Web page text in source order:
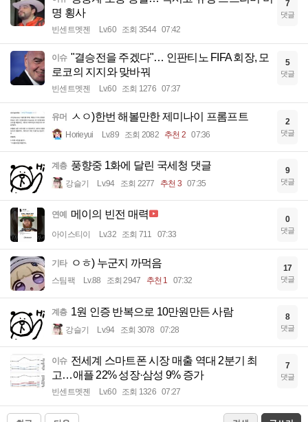
명 횡사
빈센트멧젠 Lv.60 조회 3544 07:42
7
댓글
이슈 "결승전을 주겠다"… 인판티노 FIFA 회장, 모
로코의 지지와 맞바꿔
빈센트멧젠 Lv.60 조회 1276 07:37
5
댓글
유머 ㅅㅇ)한번 해볼만한 제미나이 프롬프트
Horieyui Lv.89 조회 2082 추천 2 07:36
2
댓글
계층 풍향중 1화에 달린 국세청 댓글
강슬기 Lv.94 조회 2277 추천 3 07:35
9
댓글
연예 메이의 빈전 매력
아이스티이 Lv.32 조회 711 07:33
0
댓글
기타 ㅇㅎ) 누군지 까먹음
스팀팩 Lv.88 조회 2947 추천 1 07:32
17
댓글
계층 1원 인증 반복으로 10만원만든 사람
강슬기 Lv.94 조회 3078 07:28
8
댓글
이슈 전세계 스마트폰 시장 매출 역대 2분기 최
고…애플 22% 성장·삼성 9% 증가
빈센트멧젠 Lv.60 조회 1326 07:27
7
댓글